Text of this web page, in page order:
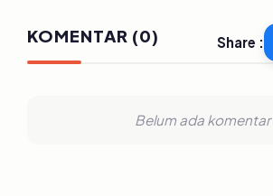
KOMENTAR (0) Share :
Belum ada komentar